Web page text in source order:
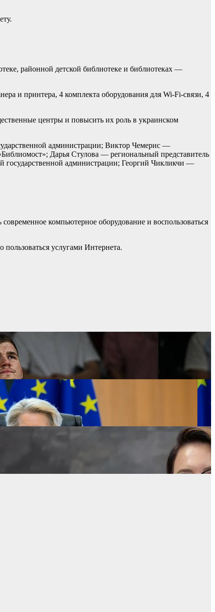
районной детской библиотеке и библиотеках —
и принтера, 4 комплекта оборудования для Wi-Fi-связи, 4
центры и повысить их роль в украинском
администрации; Виктор Чемерис —
Дарья Стулова — региональный представитель
государственной администрации; Георгий Чикликчи —
компьютерное оборудование и воспользоваться
услугами Интернета.